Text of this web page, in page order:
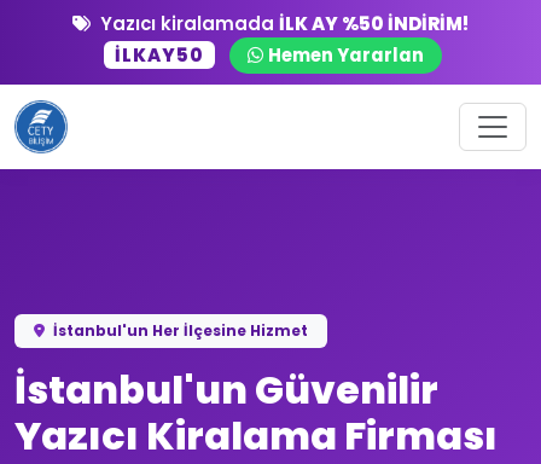
Yazıcı kiralamada İLK AY %50 İNDİRİM!
İLKAY50
Hemen Yararlan
İstanbul'un Her İlçesine Hizmet
İstanbul'un Güvenilir
Yazıcı Kiralama Firması